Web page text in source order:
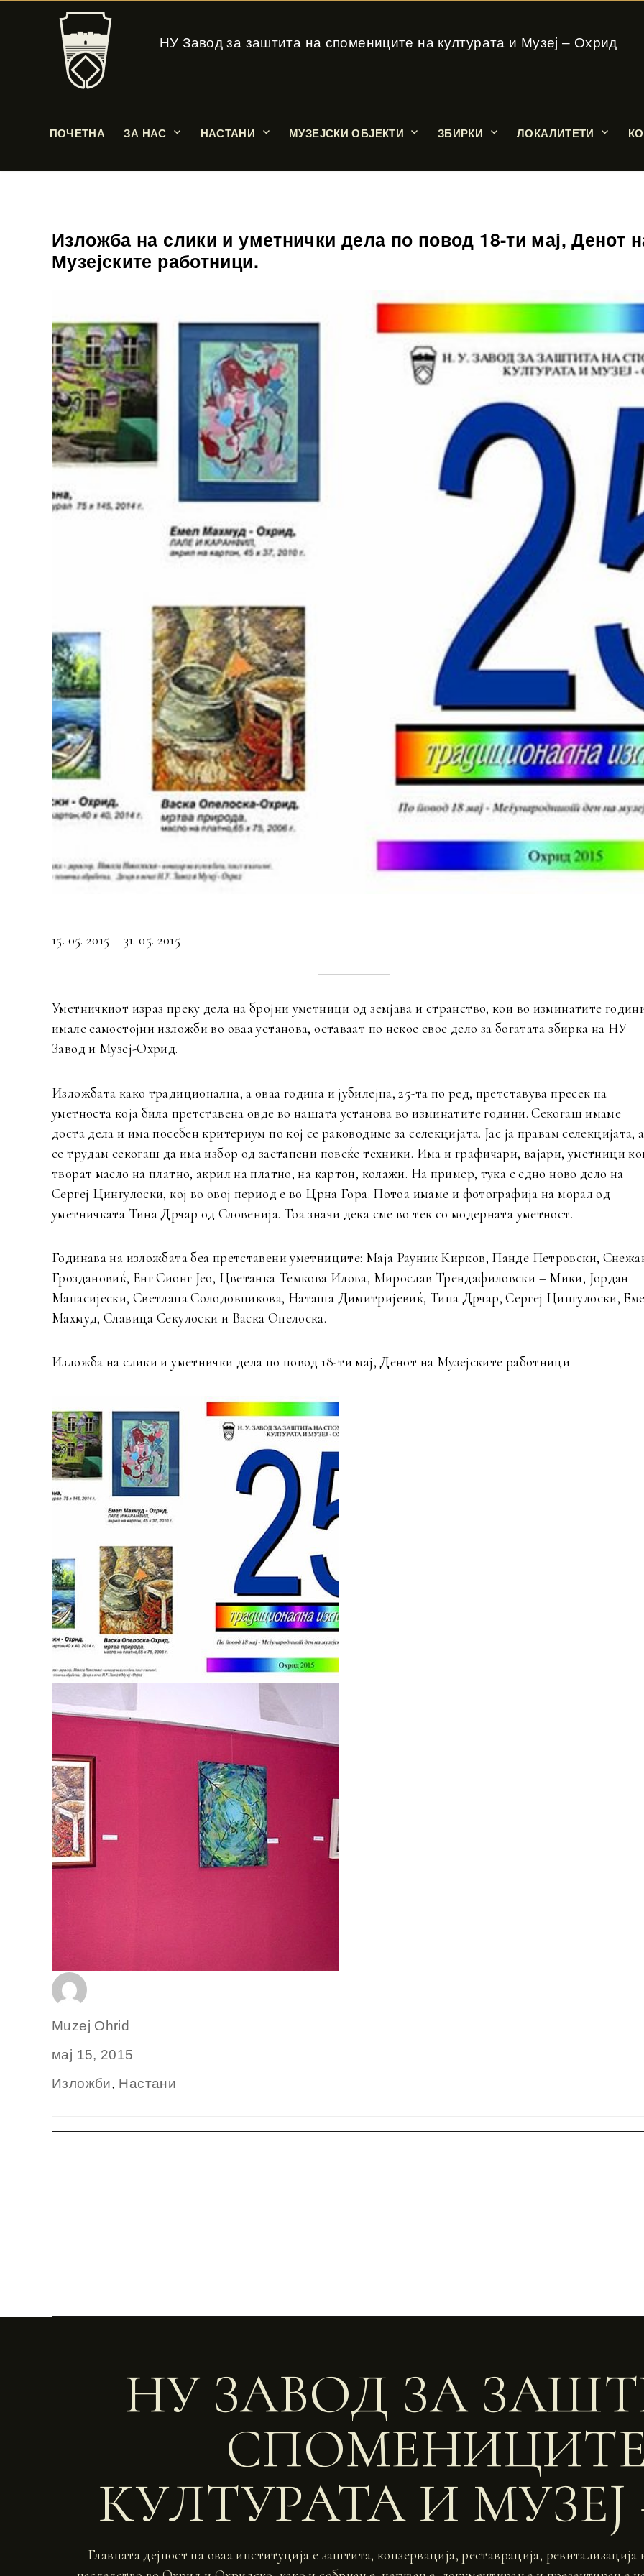
НУ Завод за заштита на спомениците на културата и Музеј – Охрид
ПОЧЕТНА ЗА НАС НАСТАНИ МУЗЕЈСКИ ОБЈЕКТИ ЗБИРКИ ЛОКАЛИТЕТИ
Изложба на слики и уметнички дела по повод 18-ти мај, Денот
Музејските работници.
15. 05. 2015 – 31. 05. 2015
Уметничкиот израз преку дела на бројни уметници од земјава и странство, кои во изминатите
имале самостојни изложби во оваа установа, оставаат по некое свое дело за богатата збирка на НУ
Завод и Музеј-Охрид.
Изложбата како традиционална, а оваа година и јубилејна, 25-та по ред, претставува пресек на
уметноста која била претставена овде во нашата установа во изминатите години. Секогаш имаме
доста дела и има посебен критериум по кој се раководиме за селекцијата. Јас ја правам селекцијата, а
се трудам секогаш да има избор од застапени повеќе техники. Има и графичари, вајари, уметници
творат масло на платно, акрил на платно, на картон, колажи. На пример, тука е едно ново дело на
Сергеј Цингулоски, кој во овој период е во Црна Гора. Потоа имаме и фотографија на морал од
уметничката Тина Дрчар од Словенија. Тоа значи дека сме во тек со модерната уметност.
Годинава на изложбата беа претставени уметниците: Маја Рауник Кирков, Панде Петровски,
Гроздановиќ, Енг Сионг Јео, Цветанка Темкова Илова, Мирослав Трендафиловски – Мики, Јордан
Манасијески, Светлана Солодовникова, Наташа Димитријевиќ, Тина Дрчар, Сергеј Цингулоски,
Махмуд, Славица Секулоски и Васка Опелоска.
Изложба на слики и уметнички дела по повод 18-ти мај, Денот на Музејските работници
Author
Muzej Ohrid
Posted
on
мај 15, 2015
Categories
Изложби, Настани
НУ ЗАВОД ЗА
КУЛТУРАТА И
Главната дејност на оваа институција е заштита, конзервација, реставрација,